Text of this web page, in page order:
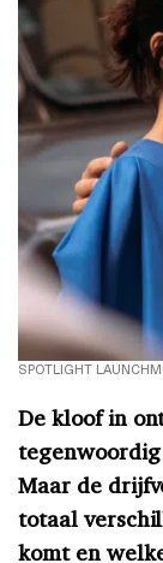
SPOTLIGHT
De kloof in
tegenwoordig
Maar de
totaal
komt en